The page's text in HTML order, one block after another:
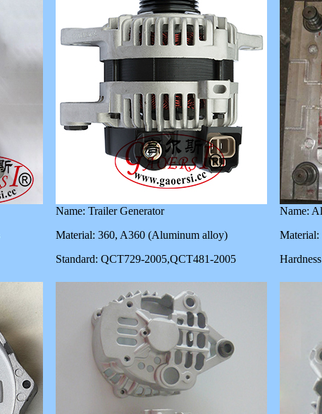
Name: Trailer Generator
Material: 360, A360 (Aluminum alloy)
Standard: QCT729-2005,QCT481-2005
Name: